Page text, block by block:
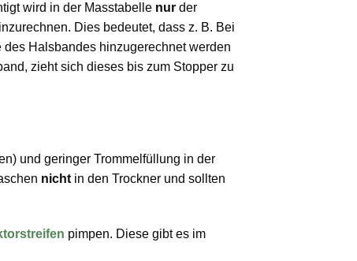
wird in der Masstabelle nur der
Dies bedeutet, dass z. B. Bei
Halsbandes hinzugerechnet werden
zieht sich dieses bis zum Stopper zu
und geringer Trommelfüllung in der
nicht in den Trockner und sollten
pimpen. Diese gibt es im